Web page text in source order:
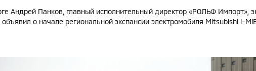
Андрей Панков, главный исполнительный директор «РОЛЬФ Импорт»,
о начале региональной экспансии электромобиля Mitsubishi i-